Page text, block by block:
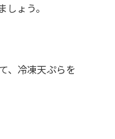
ょう。
、冷凍天ぷらを